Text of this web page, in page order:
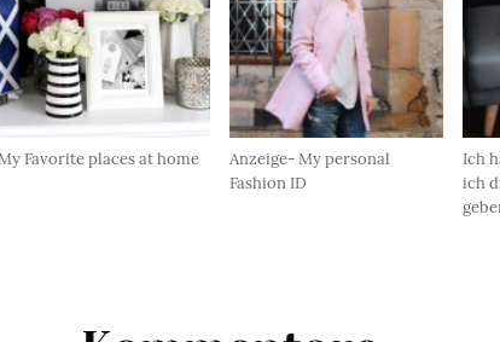
Favorite places at home
Anzeige- My personal
Fashion ID
Ich
ich